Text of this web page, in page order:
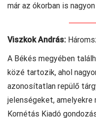
már az ókorban is
Viszkok András:
A Békés megyében
közé tartozik, ahol
azonosítatlan repülő
jelenségeket, amelyekre
Kornétás Kiadó